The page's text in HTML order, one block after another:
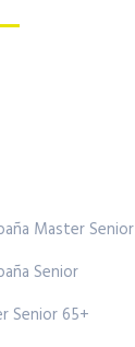
Master Senior
Senior
Senior 65+